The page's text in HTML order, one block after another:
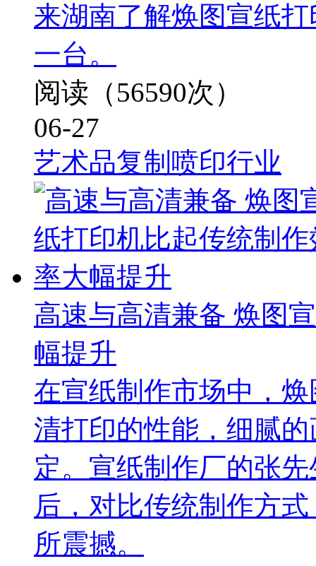
来湖南了解焕图宣纸
一台。
阅读（56590次）
06-27
艺术品复制喷印行业
高速与高清兼备 焕图
幅提升
在宣纸制作市场中，
清打印的性能，细腻
定。宣纸制作厂的张
后，对比传统制作方
所震撼。